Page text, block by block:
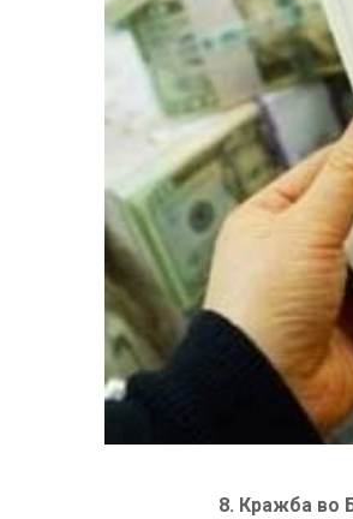
8. Кражба во